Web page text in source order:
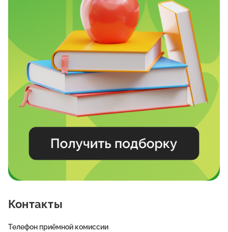
Контакты
Телефон приёмной комиссии